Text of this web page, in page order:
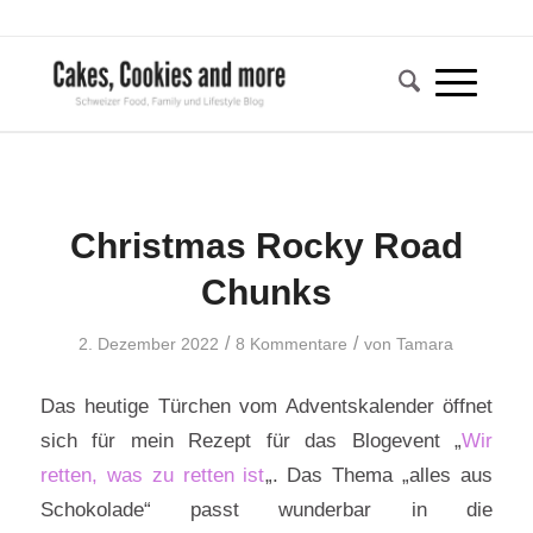
Christmas Rocky Road
Chunks
2. Dezember 2022 / 8 Kommentare / vonTamara
Das heutige Türchen vom Adventskalender öffnet
sich für mein Rezept für das Blogevent „Wir
retten, was zu retten ist„. Das Thema „alles aus
Schokolade“ passt wunderbar in die